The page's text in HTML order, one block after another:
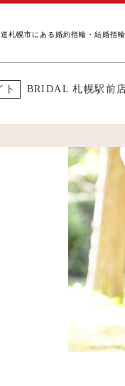
札幌市にある婚約指輪・結婚指
ト BRIDAL 札幌駅前